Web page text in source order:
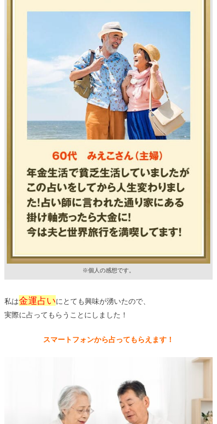
※個人の感想です。
私は金運占いにとても興味が湧いたので、
実際に占ってもらうことにしました！
スマートフォンから占ってもらえます！